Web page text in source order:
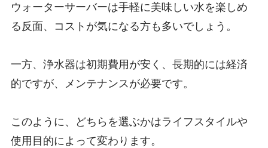
ウォーターサーバーは手軽に美味しい水を楽しめ
る反面、コストが気になる方も多いでしょう。
一方、浄水器は初期費用が安く、長期的には経済
的ですが、メンテナンスが必要です。
このように、どちらを選ぶかはライフスタイルや
使用目的によって変わります。